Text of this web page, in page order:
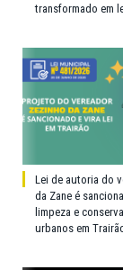
transformado em
Lei de autoria do
da Zane é
limpeza e
urbanos em